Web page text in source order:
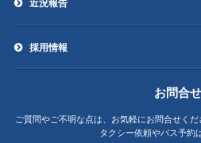
近況報告
採用情報
お問合せ
ご質問やご不明な点は、お気軽にお問合せくだ
タクシー依頼やバス予約